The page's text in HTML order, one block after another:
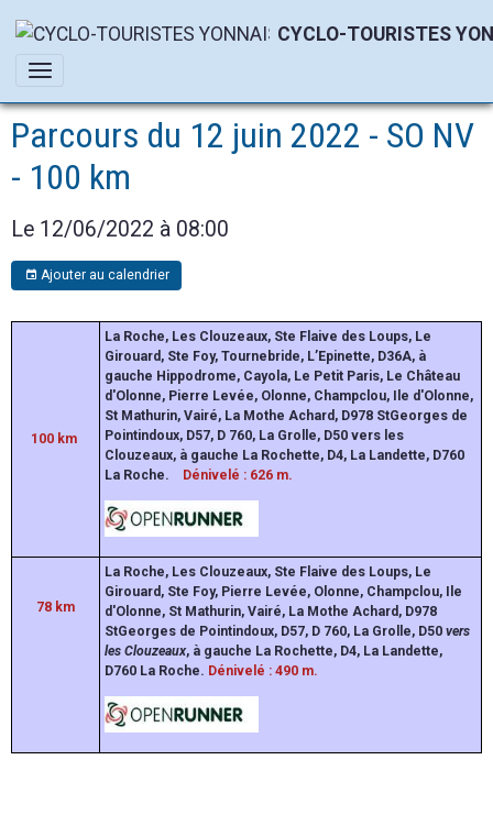
CYCLO-TOURISTES
Parcours du 12 juin 2022 - SO NV
- 100 km
Le 12/06/2022 à 08:00
Ajouter au calendrier
100 km
La Roche, Les Clouzeaux, Ste Flaive des Loups, Le
Girouard, Ste Foy, Tournebride, L’Epinette, D36A, à
gauche Hippodrome, Cayola, Le Petit Paris, Le Château
d'Olonne, Pierre Levée, Olonne, Champclou, Ile d'Olonne,
St Mathurin, Vairé, La Mothe Achard, D978 StGeorges de
Pointindoux, D57, D 760, La Grolle, D50 vers les
Clouzeaux, à gauche La Rochette, D4, La Landette, D760
La Roche.
Dénivelé : 626 m.
78 km
La Roche, Les Clouzeaux, Ste Flaive des Loups, Le
Girouard, Ste Foy, Pierre Levée, Olonne, Champclou, Ile
d'Olonne, St Mathurin, Vairé, La Mothe Achard, D978
StGeorges de Pointindoux, D57, D 760, La Grolle, D50 vers
les Clouzeaux, à gauche La Rochette, D4, La Landette,
D760 La Roche. Dénivelé : 490 m.